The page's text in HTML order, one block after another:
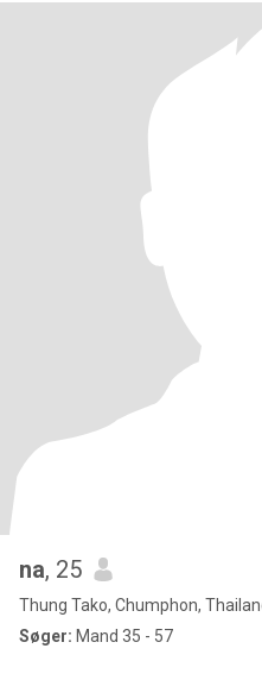
na, 25
Thung Tako, Chumphon,
Søger: Mand 35 - 57